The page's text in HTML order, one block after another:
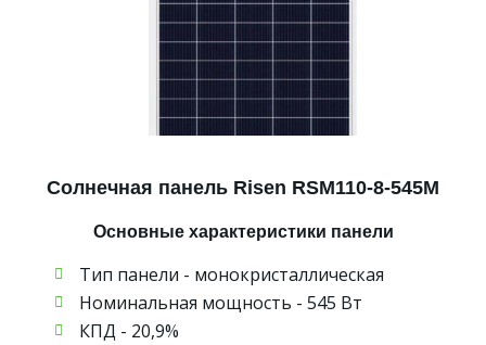
Солнечная панель Risen RSM110-8-545M
Основные характеристики панели
Тип панели - монокристаллическая
Номинальная мощность - 545 Вт
КПД - 20,9%